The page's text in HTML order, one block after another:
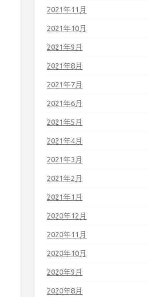
2021年11月
2021年10月
2021年9月
2021年8月
2021年7月
2021年6月
2021年5月
2021年4月
2021年3月
2021年2月
2021年1月
2020年12月
2020年11月
2020年10月
2020年9月
2020年8月